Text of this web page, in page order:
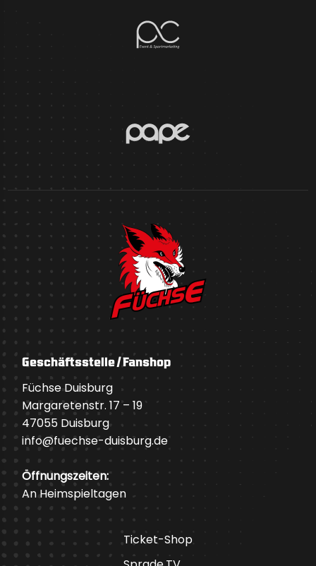
Geschäftsstelle / Fanshop
Füchse Duisburg
Margaretenstr. 17 – 19
47055 Duisburg
info@fuechse-duisburg.de
Öffnungszeiten:
An Heimspieltagen
Ticket-Shop